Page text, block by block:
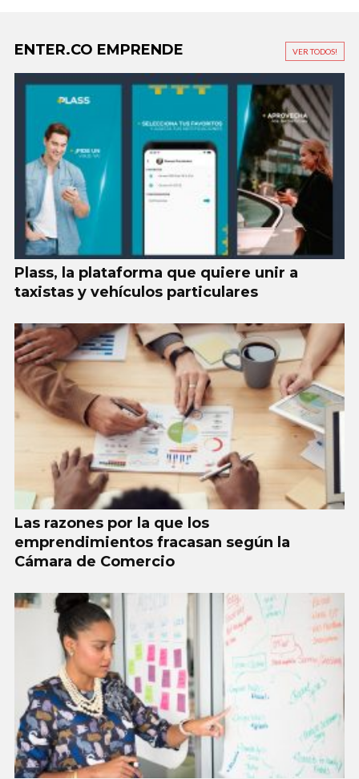
VER TODOS!
Plass, la plataforma que quiere unir a
taxistas y vehículos particulares
Las razones por la que los
emprendimientos fracasan según la
Cámara de Comercio